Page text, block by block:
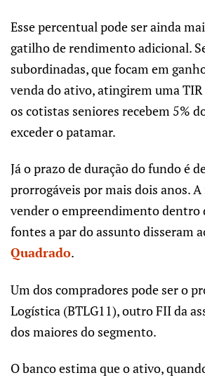
Esse percentual pode ser ainda
gatilho de rendimento adicional.
subordinadas, que focam em
venda do ativo, atingirem uma
os cotistas seniores recebem 5%
exceder o patamar.
Já o prazo de duração do fundo é
prorrogáveis por mais dois anos. A
vender o empreendimento dentro
fontes a par do assunto disseram
Quadrado.
Um dos compradores pode ser o
Logística (BTLG11), outro FII da
dos maiores do segmento.
O banco estima que o ativo,